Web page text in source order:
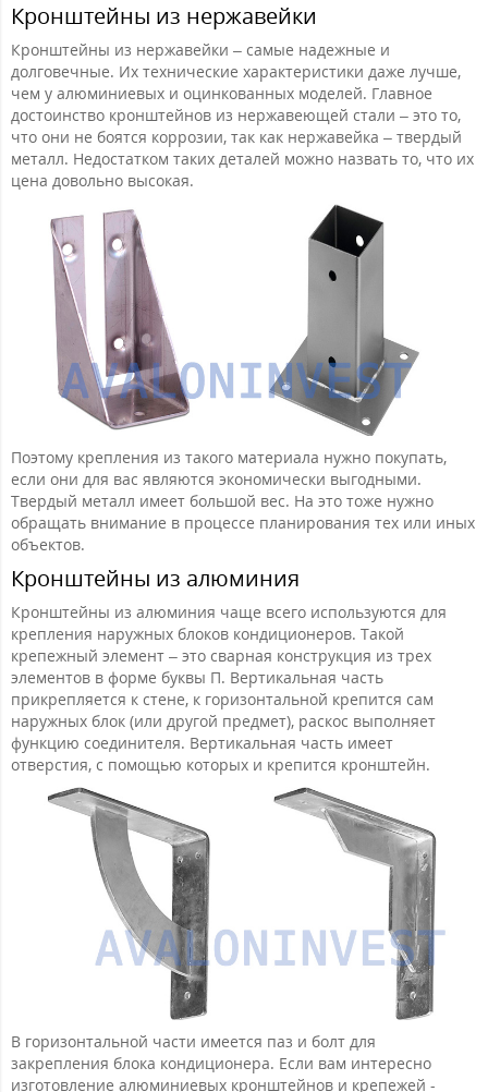
Кронштейны из нержавейки
Кронштейны из нержавейки – самые надежные и
долговечные. Их технические характеристики даже лучше,
чем у алюминиевых и оцинкованных моделей. Главное
достоинство кронштейнов из нержавеющей стали – это то,
что они не боятся коррозии, так как нержавейка – твердый
металл. Недостатком таких деталей можно назвать то, что их
цена довольно высокая.
Поэтому крепления из такого материала нужно покупать,
если они для вас являются экономически выгодными.
Твердый металл имеет большой вес. На это тоже нужно
обращать внимание в процессе планирования тех или иных
объектов.
Кронштейны из алюминия
Кронштейны из алюминия чаще всего используются для
крепления наружных блоков кондиционеров. Такой
крепежный элемент – это сварная конструкция из трех
элементов в форме буквы П. Вертикальная часть
прикрепляется к стене, к горизонтальной крепится сам
наружных блок (или другой предмет), раскос выполняет
функцию соединителя. Вертикальная часть имеет
отверстия, с помощью которых и крепится кронштейн.
В горизонтальной части имеется паз и болт для
закрепления блока кондиционера. Если вам интересно
изготовление алюминиевых кронштейнов и крепежей -